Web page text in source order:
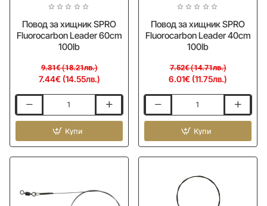
Повод за хищник SPRO
Fluorocarbon Leader 60cm
100lb
7.44€ (14.55лв.)
9.31€ (18.21лв.)
за
SPRO
Fluorocarbon
100lb
Купи
Повод за хищник SPRO
Fluorocarbon Leader 40cm
100lb
6.01€ (11.75лв.)
7.52€ (14.71лв.)
за
SPRO
Fluorocarbon
Купи